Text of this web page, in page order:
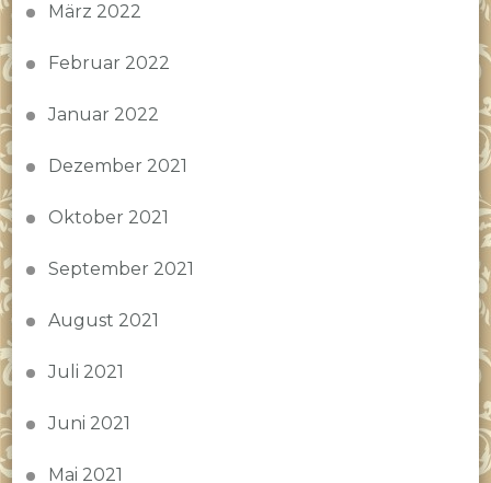
März 2022
Februar 2022
Januar 2022
Dezember 2021
Oktober 2021
September 2021
August 2021
Juli 2021
Juni 2021
Mai 2021